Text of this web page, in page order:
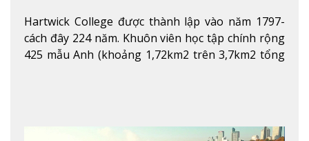
Hartwick College được thành lập vào năm 1797-
cách đây 224 năm. Khuôn viên học tập chính rộng
425 mẫu Anh (khoảng 1,72km2 trên 3,7km2 tổng